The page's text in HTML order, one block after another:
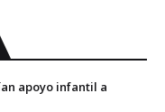
apoyo infantil a